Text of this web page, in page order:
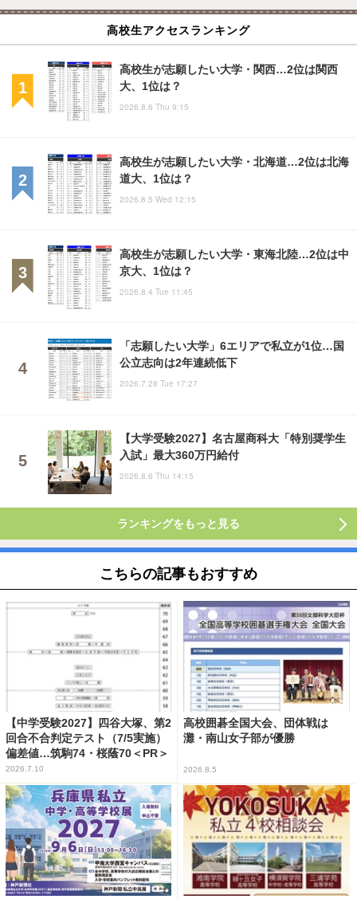
高校生アクセスランキング
高校生が志願したい大学・関西…2位は関西
大、1位は？
2026.8.6 Thu 9:15
高校生が志願したい大学・北海道…2位は北海
道大、1位は？
2026.8.5 Wed 12:15
高校生が志願したい大学・東海北陸…2位は中
京大、1位は？
2026.8.4 Tue 11:45
「志願したい大学」6エリアで私立が1位…国
公立志向は2年連続低下
2026.7.28 Tue 17:27
【大学受験2027】名古屋商科大「特別奨学生
入試」最大360万円給付
2026.8.6 Thu 14:15
ランキングをもっと見る
こちらの記事もおすすめ
【中学受験2027】四谷大塚、第2
回合不合判定テスト（7/5実施）
偏差値…筑駒74・桜蔭70＜PR＞
2026.7.10
高校囲碁全国大会、団体戦は
灘・南山女子部が優勝
2026.8.5